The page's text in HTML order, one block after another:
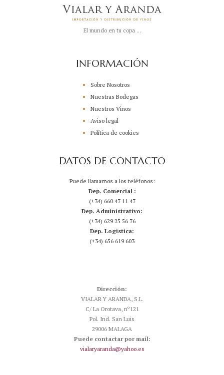
El mundo en tu copa ...
INFORMACIÓN
Sobre Nosotros
Nuestras Bodegas
Nuestros Vinos
Aviso legal
Política de cookies
DATOS DE CONTACTO
Puede llamarnos a los teléfonos:
Dep. Comercial :
(+34) 660 47 11 47
Dep. Administrativo:
(+34) 629 25 56 76
Dep. Logistica:
(+34) 656 619 603
Dirección:
VIALAR Y ARANDA, S.L.
C/ La Orotava, nº121
Pol. Ind. San Luis
29006 MALAGA
Puede contactar por mail:
vialaryaranda@yahoo.es